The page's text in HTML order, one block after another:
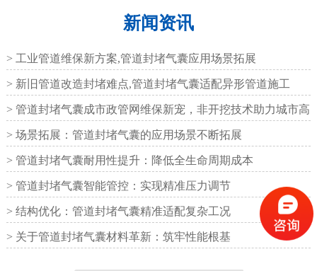
抗震盆式支座
C40、60、80型桥梁伸
F40、60、80型桥梁伸缩
缝
E40、60、80型桥梁伸缩
缝
新闻资讯
> 工业管道维保新方案,管道封堵气囊应用场景拓展
> 新旧管道改造封堵难点,管道封堵气囊适配异形管道施工
> 管道封堵气囊成市政管网维保新宠，非开挖技术助力城市高
效运
> 场景拓展：管道封堵气囊的应用场景不断拓展
> 管道封堵气囊耐用性提升：降低全生命周期成本
> 管道封堵气囊智能管控：实现精准压力调节
> 结构优化：管道封堵气囊精准适配复杂工况
> 关于管道封堵气囊材料革新：筑牢性能根基